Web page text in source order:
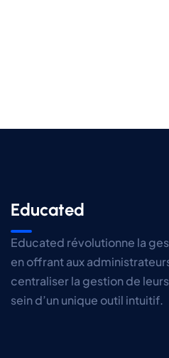
Educated
Educated révolutionne la
en offrant aux
centraliser la gestion de
sein d’un unique outil intuitif.